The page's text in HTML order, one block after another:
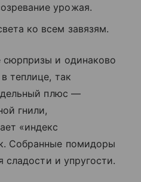
урожая.
ко всем завязям.
и одинаково
теплице, так
плюс —
гнили,
«индекс
Собранные помидоры
сладости и упругости.